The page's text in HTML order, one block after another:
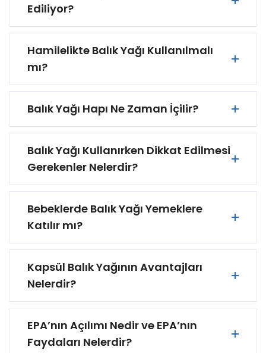
Ediliyor?
Hamilelikte Balık Yağı Kullanılmalı
mı?
Balık Yağı Hapı Ne Zaman İçilir?
Balık Yağı Kullanırken Dikkat Edilmesi
Gerekenler Nelerdir?
Bebeklerde Balık Yağı Yemeklere
Katılır mı?
Kapsül Balık Yağının Avantajları
Nelerdir?
EPA’nın Açılımı Nedir ve EPA’nın
Faydaları Nelerdir?